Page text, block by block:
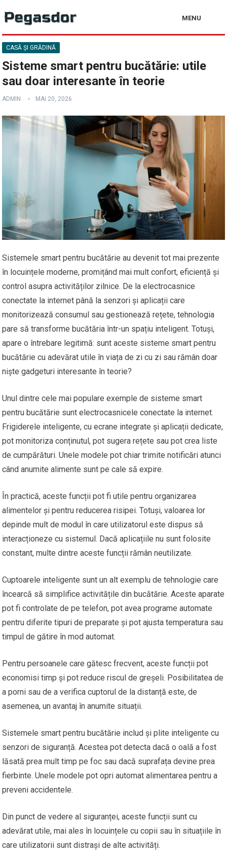
MENU
CASĂ ȘI GRĂDINĂ
Sisteme smart pentru bucătărie: utile
sau doar interesante în teorie
ADMIN MAI 20, 2026
Sistemele smart pentru bucătărie au devenit tot mai prezente
în locuințele moderne, promițând mai mult confort, eficiență și
control asupra activităților zilnice. De la electrocasnice
conectate la internet până la senzori și aplicații care
monitorizează consumul sau gestionează rețete, tehnologia
pare să transforme bucătăria într-un spațiu inteligent. Totuși,
apare o întrebare legitimă: sunt aceste sisteme smart pentru
bucătărie cu adevărat utile în viața de zi cu zi sau rămân doar
niște gadgeturi interesante în teorie?
Unul dintre cele mai populare exemple de sisteme smart
pentru bucătărie sunt electrocasnicele conectate la internet.
Frigiderele inteligente, cu ecrane integrate și aplicații dedicate,
pot monitoriza conținutul, pot sugera rețete sau pot crea liste
de cumpărături. Unele modele pot chiar trimite notificări atunci
când anumite alimente sunt pe cale să expire.
În practică, aceste funcții pot fi utile pentru organizarea
alimentelor și pentru reducerea risipei. Totuși, valoarea lor
depinde mult de modul în care utilizatorul este dispus să
interacționeze cu sistemul. Dacă aplicațiile nu sunt folosite
constant, multe dintre aceste funcții rămân neutilizate.
Cuptoarele inteligente sunt un alt exemplu de tehnologie care
încearcă să simplifice activitățile din bucătărie. Aceste aparate
pot fi controlate de pe telefon, pot avea programe automate
pentru diferite tipuri de preparate și pot ajusta temperatura sau
timpul de gătire în mod automat.
Pentru persoanele care gătesc frecvent, aceste funcții pot
economisi timp și pot reduce riscul de greșeli. Posibilitatea de
a porni sau de a verifica cuptorul de la distanță este, de
asemenea, un avantaj în anumite situații.
Sistemele smart pentru bucătărie includ și plite inteligente cu
senzori de siguranță. Acestea pot detecta dacă o oală a fost
lăsată prea mult timp pe foc sau dacă suprafața devine prea
fierbinte. Unele modele pot opri automat alimentarea pentru a
preveni accidentele.
Din punct de vedere al siguranței, aceste funcții sunt cu
adevărat utile, mai ales în locuințele cu copii sau în situațiile în
care utilizatorii sunt distrași de alte activități.